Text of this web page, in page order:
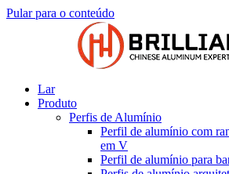
Pular para o conteúdo
Lar
Produto
Perfis de Alumínio
Perfil de alumínio com
em V
Perfil de alumínio para